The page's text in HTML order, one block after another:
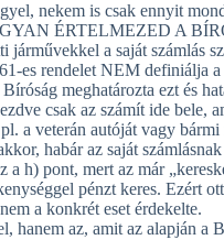
nekem is csak ennyit
ÉRTELMEZED A
a saját számlás
es rendelet NEM definiálja
meghatározta ezt és
csak az számít ide bele,
a veterán autóját vagy
habár az saját számlásnak
a h) pont, mert az már
pénzt keres. Ezért
a konkrét eset érdekelte.
hanem az, amit az alapján a